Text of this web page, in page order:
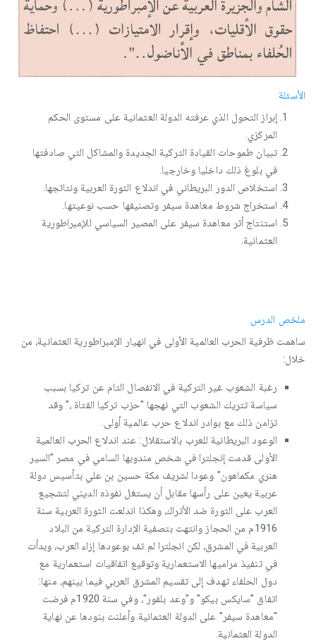
الأسئلة
إبراز التحول الذي عرفته الدولة العثمانية على مستوى الحكم
المركزي.
تبيان طموحات القيادة التركية الجديدة والمشاكل التي صادفتها
في بلوغ ذلك داخليا وخارجيا.
استخلاص الدور البريطاني في اندلاع الثورة العربية ونتائجها.
استخراج شروط معاهدة سيفر وتصنيفها حسب نوعيتها.
استنتاج أثر معاهدة سيفر على المصير السياسي للإمبراطورية
العثمانية.
ملخص الدرس
ساهمت ظرفية الحرب العالمية الأولى في انهيار الإمبراطورية العثمانية، من
خلال:
رغبة الشعوب غير التركية في الانفصال التام عن تركيا بسبب
سياسة تتريك الشعوب التي نهجها "حزب تركيا الفتاة ،" وقد
تزامن ذلك مع بوادر اندلاع حرب عالمية أولى.
الوعود البريطانية للعرب بالاستقلال: عند اندلاع الحرب العالمية
الأولى قدمت إنجلترا في شخص مندوبها السامي في مصر "السير
هنري مكماهون" وعودا لشريف مكة حسين بن علي بتأسيس دولة
عربية يعين على رأسها مقابل أن يستغل نفوذه الديني لتشجيع
العرب على الثورة ضد الأتراك، وهكذا اندلعت الثورة العربية سنة
1916م من الحجاز وانتهت بتصفية الإدارة التركية من البلاد
العربية في المشرق، لكن انجلترا لم تف بوعودها إزاء العرب، وبدأت
في تنفيذ مراميها الاستعمارية وتوقيع اتفاقيات استعمارية مع
دول الحلفاء تهدف إلى تقسيم المشرق العربي فيما بينهم، منها:
اتفاق "سايكس بيكو" و"وعد بلفور"، وفي سنة 1920م فرضت
"معاهدة سيفر" على الدولة العثمانية وأعلنت بنودها عن نهاية
الدولة العثمانية.